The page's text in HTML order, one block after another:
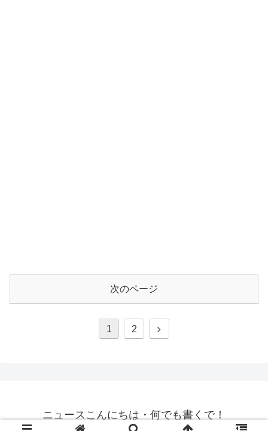
次のページ
1 2
ニュースこんにちは・何でも書くで！